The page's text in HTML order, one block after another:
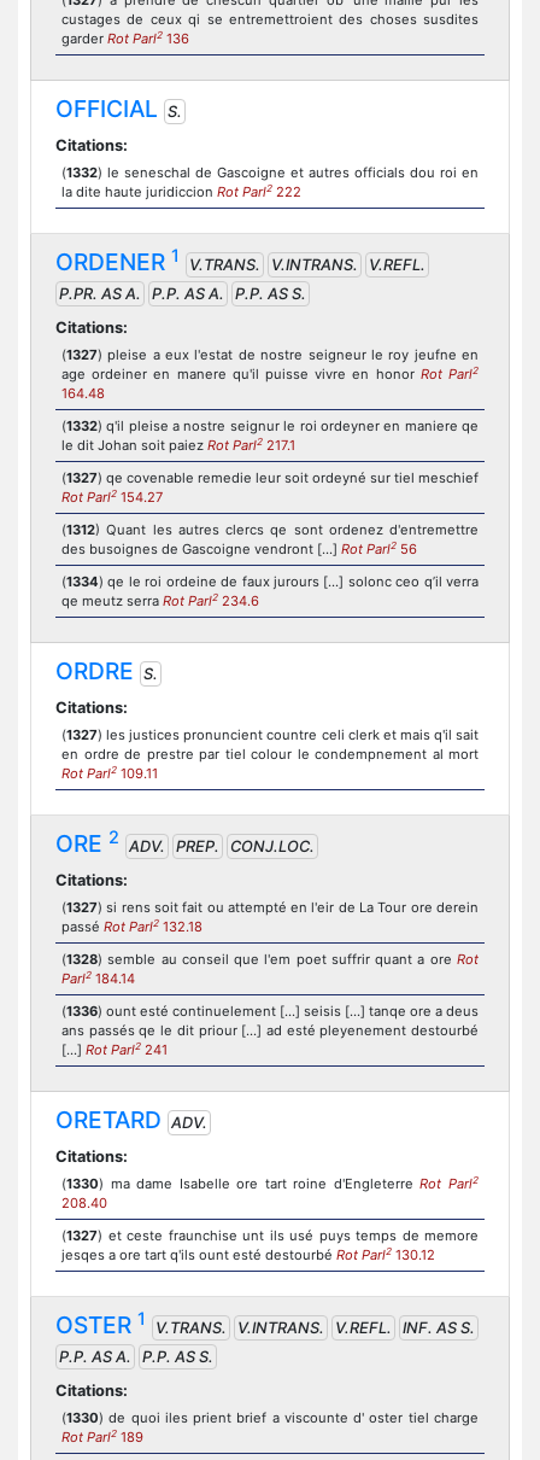
custages de ceux qi se entremettroient des choses susdites
garder Rot Parl2 136
OFFICIAL S.
Citations:
(1332) le seneschal de Gascoigne et autres officials dou roi en
la dite haute juridiccion Rot Parl2 222
ORDENER 1 V.TRANS. V.INTRANS.
V.REFL.
P.PR. AS A.
P.P. AS A.
P.P. AS S.
Citations:
(1327) pleise a eux l'estat de nostre seigneur le roy jeufne en
age ordeiner en manere qu'il puisse vivre en honor Rot Parl2
164.48
(1332) q'il pleise a nostre seignur le roi ordeyner en maniere qe
le dit Johan soit paiez Rot Parl2 217.1
(1327) qe covenable remedie leur soit ordeyné sur tiel meschief
Rot Parl2 154.27
(1312) Quant les autres clercs qe sont ordenez d'entremettre
des busoignes de Gascoigne vendront [...] Rot Parl2 56
(1334) qe le roi ordeine de faux jurours [...] solonc ceo q’il verra
qe meutz serra Rot Parl2 234.6
ORDRE S.
Citations:
(1327) les justices pronuncient countre celi clerk et mais q'il sait
en ordre de prestre par tiel colour le condempnement al mort
Rot Parl2 109.11
ORE 2 ADV. PREP.
CONJ.LOC.
Citations:
(1327) si rens soit fait ou attempté en l'eir de La Tour ore derein
passé Rot Parl2 132.18
(1328) semble au conseil que l'em poet suffrir quant a ore Rot
Parl2 184.14
(1336) ount esté continuelement [...] seisis [...] tanqe ore a deus
ans passés qe le dit priour [...] ad esté pleyenement destourbé
[...] Rot Parl2 241
ORETARD ADV.
Citations:
(1330) ma dame Isabelle ore tart roine d'EngleterreRot Parl2
208.40
(1327) et ceste fraunchise unt ils usé puys temps de memore
jesqes a ore tart q'ils ount esté destourbé Rot Parl2 130.12
OSTER 1 V.TRANS. V.INTRANS. V.REFL.
INF. AS S.
P.P. AS A.
P.P. AS S.
Citations:
(1330) de quoi iles prient brief a viscounte d' oster tiel charge
Rot Parl2 189